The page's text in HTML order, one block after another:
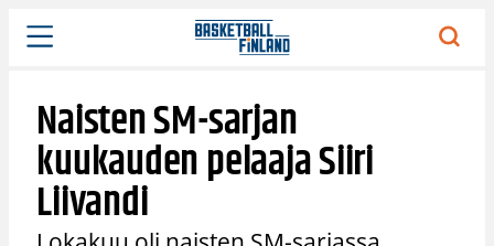
Siirry
sisältöön
Naisten SM-sarjan
kuukauden pelaaja Siiri
Liivandi